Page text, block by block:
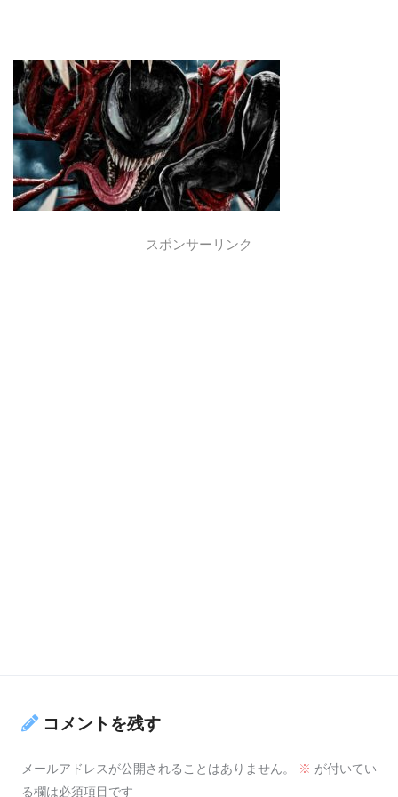
スポンサーリンク
コメントを残す
メールアドレスが公開されることはありません。 ※ が付いてい
る欄は必須項目です